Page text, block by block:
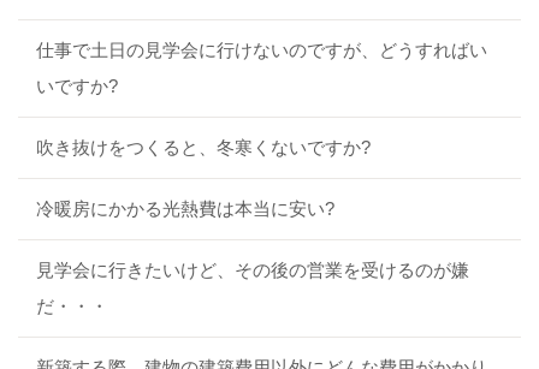
仕事で土日の見学会に行けないのですが、どうすればい
いですか?
吹き抜けをつくると、冬寒くないですか?
冷暖房にかかる光熱費は本当に安い?
見学会に行きたいけど、その後の営業を受けるのが嫌
だ・・・